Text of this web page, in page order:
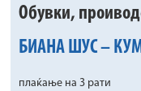
Обувки,
БИАНА ШУС –
плаќање на 3 рати